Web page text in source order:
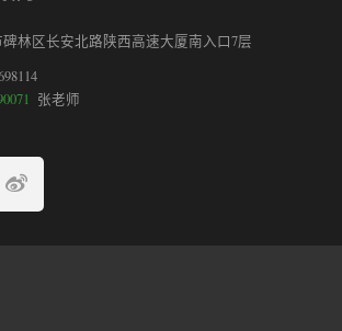
林区长安北路陕西高速大厦南入口7层
张老师